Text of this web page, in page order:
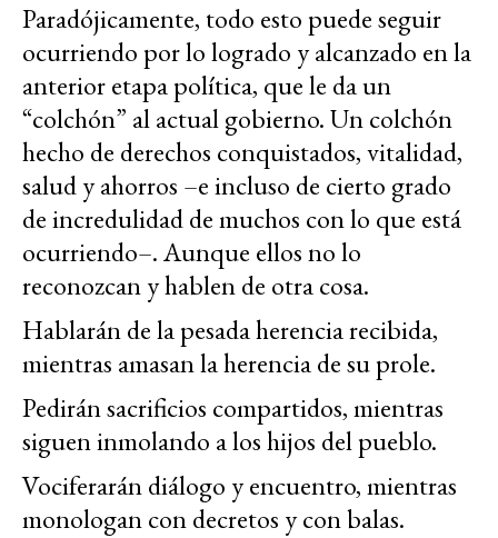
Paradójicamente, todo esto puede seguir
ocurriendo por lo logrado y alcanzado en la
anterior etapa política, que le da un
“colchón” al actual gobierno. Un colchón
hecho de derechos conquistados, vitalidad,
salud y ahorros –e incluso de cierto grado
de incredulidad de muchos con lo que está
ocurriendo–. Aunque ellos no lo
reconozcan y hablen de otra cosa.
Hablarán de la pesada herencia recibida,
mientras amasan la herencia de su prole.
Pedirán sacrificios compartidos, mientras
siguen inmolando a los hijos del pueblo.
Vociferarán diálogo y encuentro, mientras
monologan con decretos y con balas.